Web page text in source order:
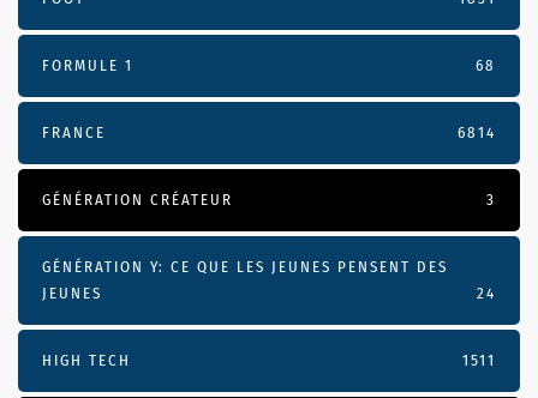
FORMULE 1 68
FRANCE 6814
GÉNÉRATION CRÉATEUR 3
GÉNÉRATION Y: CE QUE LES JEUNES PENSENT DES
JEUNES
24
HIGH TECH 1511